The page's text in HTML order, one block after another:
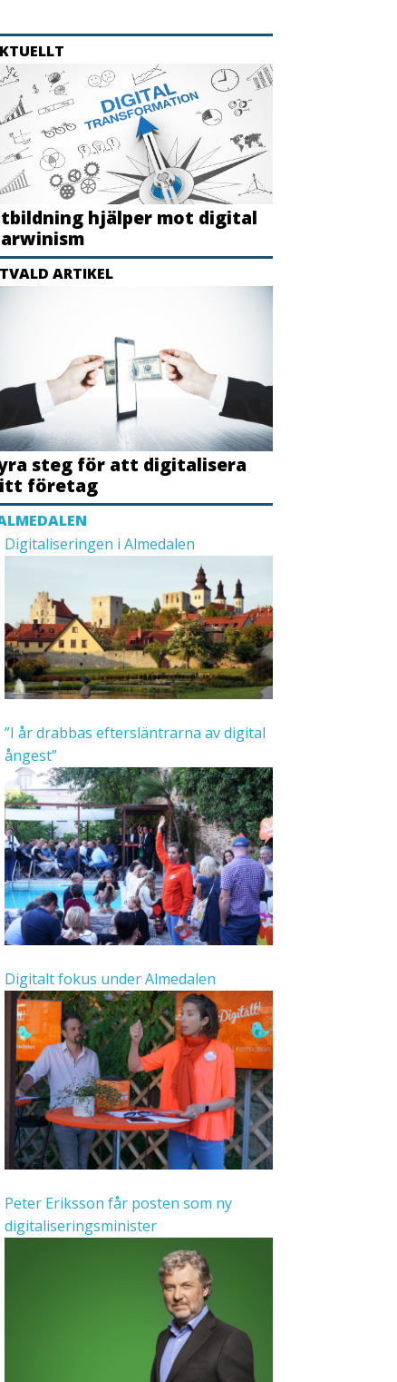
hjälper mot digital
ARTIKEL
steg för att digitalisera
företag
Digitaliseringen i Almedalen
”I år drabbas eftersläntrarna av digital
ångest”
Digitalt fokus under Almedalen
Peter Eriksson får posten som ny
digitaliseringsminister